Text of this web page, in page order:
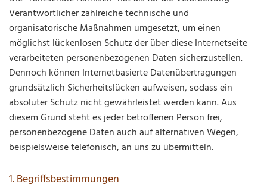
Verantwortlicher zahlreiche technische und
organisatorische Maßnahmen umgesetzt, um einen
möglichst lückenlosen Schutz der über diese Internetseite
verarbeiteten personenbezogenen Daten sicherzustellen.
Dennoch können Internetbasierte Datenübertragungen
grundsätzlich Sicherheitslücken aufweisen, sodass ein
absoluter Schutz nicht gewährleistet werden kann. Aus
diesem Grund steht es jeder betroffenen Person frei,
personenbezogene Daten auch auf alternativen Wegen,
beispielsweise telefonisch, an uns zu übermitteln.
1. Begriffsbestimmungen